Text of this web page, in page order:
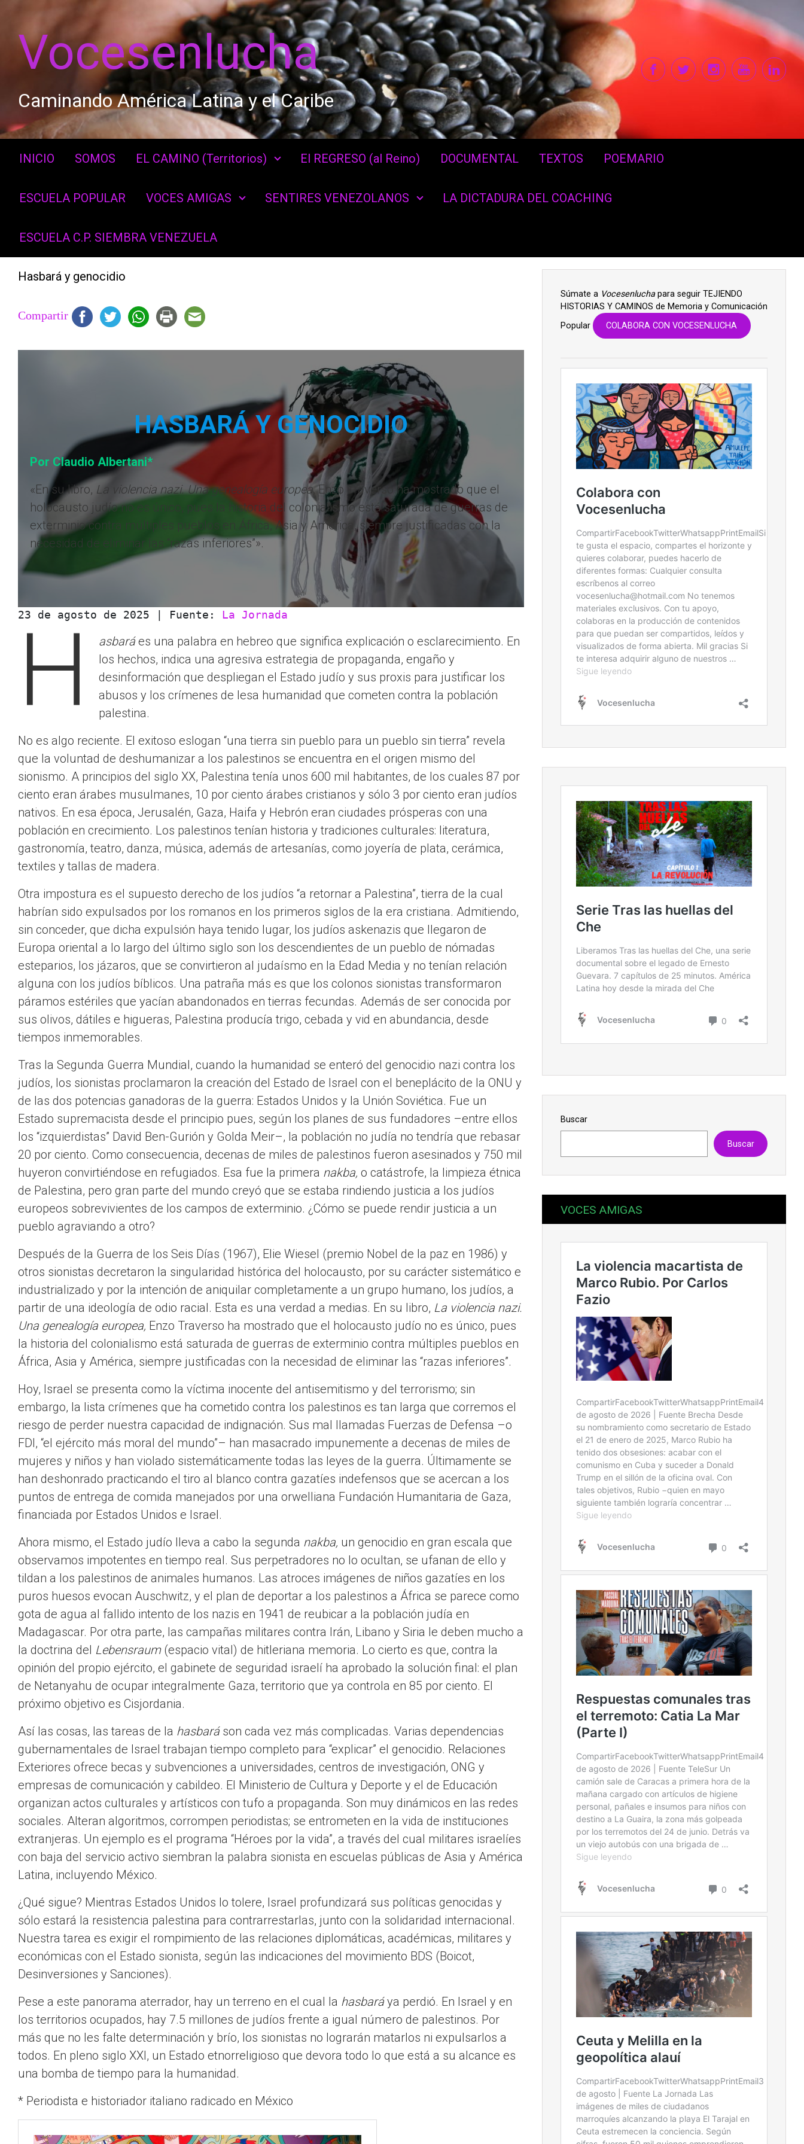
Vocesenlucha
Caminando América Latina y el Caribe
INICIO SOMOS EL CAMINO (Territorios) El REGRESO (al Reino) DOCUMENTAL TEXTOS POEMARIO
ESCUELA POPULAR VOCES AMIGAS SENTIRES VENEZOLANOS LA DICTADURA DEL COACHING
ESCUELA C.P. SIEMBRA VENEZUELA
Hasbará y genocidio
Compartir
HASBARÁ Y GENOCIDIO
Por Claudio Albertani*
«En su libro, La violencia nazi. Una genealogía europea,Enzo Traverso ha mostrado que el
holocausto judío no es único, pues la historia del colonialismo está saturada de guerras de
exterminio contra múltiples pueblos en África, Asia y América, siempre justificadas con la
necesidad de eliminar las “razas inferiores”».
23 de agosto de 2025 | Fuente: La Jornada
H asbaráes una palabra en hebreo que significa explicación o esclarecimiento. En
los hechos, indica una agresiva estrategia de propaganda, engaño y
desinformación que despliegan el Estado judío y sus proxis para justificar los
abusos y los crímenes de lesa humanidad que cometen contra la población
palestina.
No es algo reciente. El exitoso eslogan “una tierra sin pueblo para un pueblo sin tierra” revela
que la voluntad de deshumanizar a los palestinos se encuentra en el origen mismo del
sionismo. A principios del siglo XX, Palestina tenía unos 600 mil habitantes, de los cuales 87 por
ciento eran árabes musulmanes, 10 por ciento árabes cristianos y sólo 3 por ciento eran judíos
nativos. En esa época, Jerusalén, Gaza, Haifa y Hebrón eran ciudades prósperas con una
población en crecimiento. Los palestinos tenían historia y tradiciones culturales: literatura,
gastronomía, teatro, danza, música, además de artesanías, como joyería de plata, cerámica,
textiles y tallas de madera.
Otra impostura es el supuesto derecho de los judíos “a retornar a Palestina”, tierra de la cual
habrían sido expulsados por los romanos en los primeros siglos de la era cristiana. Admitiendo,
sin conceder, que dicha expulsión haya tenido lugar, los judíos askenazis que llegaron de
Europa oriental a lo largo del último siglo son los descendientes de un pueblo de nómadas
esteparios, los jázaros, que se convirtieron al judaísmo en la Edad Media y no tenían relación
alguna con los judíos bíblicos. Una patraña más es que los colonos sionistas transformaron
páramos estériles que yacían abandonados en tierras fecundas. Además de ser conocida por
sus olivos, dátiles e higueras, Palestina producía trigo, cebada y vid en abundancia, desde
tiempos inmemorables.
Tras la Segunda Guerra Mundial, cuando la humanidad se enteró del genocidio nazi contra los
judíos, los sionistas proclamaron la creación del Estado de Israel con el beneplácito de la ONU y
de las dos potencias ganadoras de la guerra: Estados Unidos y la Unión Soviética. Fue un
Estado supremacista desde el principio pues, según los planes de sus fundadores –entre ellos
los “izquierdistas” David Ben-Gurión y Golda Meir–, la población no judía no tendría que rebasar
20 por ciento. Como consecuencia, decenas de miles de palestinos fueron asesinados y 750 mil
huyeron convirtiéndose en refugiados. Esa fue la primera nakba, o catástrofe, la limpieza étnica
de Palestina, pero gran parte del mundo creyó que se estaba rindiendo justicia a los judíos
europeos sobrevivientes de los campos de exterminio. ¿Cómo se puede rendir justicia a un
pueblo agraviando a otro?
Después de la Guerra de los Seis Días (1967), Elie Wiesel (premio Nobel de la paz en 1986) y
otros sionistas decretaron la singularidad histórica del holocausto, por su carácter sistemático e
industrializado y por la intención de aniquilar completamente a un grupo humano, los judíos, a
partir de una ideología de odio racial. Esta es una verdad a medias. En su libro, La violencia nazi.
Una genealogía europea, Enzo Traverso ha mostrado que el holocausto judío no es único, pues
la historia del colonialismo está saturada de guerras de exterminio contra múltiples pueblos en
África, Asia y América, siempre justificadas con la necesidad de eliminar las “razas inferiores”.
Hoy, Israel se presenta como la víctima inocente del antisemitismo y del terrorismo; sin
embargo, la lista crímenes que ha cometido contra los palestinos es tan larga que corremos el
riesgo de perder nuestra capacidad de indignación. Sus mal llamadas Fuerzas de Defensa –o
FDI, “el ejército más moral del mundo”– han masacrado impunemente a decenas de miles de
mujeres y niños y han violado sistemáticamente todas las leyes de la guerra. Últimamente se
han deshonrado practicando el tiro al blanco contra gazatíes indefensos que se acercan a los
puntos de entrega de comida manejados por una orwelliana Fundación Humanitaria de Gaza,
financiada por Estados Unidos e Israel.
Ahora mismo, el Estado judío lleva a cabo la segunda nakba, un genocidio en gran escala que
observamos impotentes en tiempo real. Sus perpetradores no lo ocultan, se ufanan de ello y
tildan a los palestinos de animales humanos. Las atroces imágenes de niños gazatíes en los
puros huesos evocan Auschwitz, y el plan de deportar a los palestinos a África se parece como
gota de agua al fallido intento de los nazis en 1941 de reubicar a la población judía en
Madagascar. Por otra parte, las campañas militares contra Irán, Libano y Siria le deben mucho a
la doctrina del Lebensraum(espacio vital) de hitleriana memoria. Lo cierto es que, contra la
opinión del propio ejército, el gabinete de seguridad israelí ha aprobado la solución final: el plan
de Netanyahu de ocupar integralmente Gaza, territorio que ya controla en 85 por ciento. El
próximo objetivo es Cisjordania.
Así las cosas, las tareas de la hasbaráson cada vez más complicadas. Varias dependencias
gubernamentales de Israel trabajan tiempo completo para “explicar” el genocidio. Relaciones
Exteriores ofrece becas y subvenciones a universidades, centros de investigación, ONG y
empresas de comunicación y cabildeo. El Ministerio de Cultura y Deporte y el de Educación
organizan actos culturales y artísticos con tufo a propaganda. Son muy dinámicos en las redes
sociales. Alteran algoritmos, corrompen periodistas; se entrometen en la vida de instituciones
extranjeras. Un ejemplo es el programa “Héroes por la vida”, a través del cual militares israelíes
con baja del servicio activo siembran la palabra sionista en escuelas públicas de Asia y América
Latina, incluyendo México.
¿Qué sigue? Mientras Estados Unidos lo tolere, Israel profundizará sus políticas genocidas y
sólo estará la resistencia palestina para contrarrestarlas, junto con la solidaridad internacional.
Nuestra tarea es exigir el rompimiento de las relaciones diplomáticas, académicas, militares y
económicas con el Estado sionista, según las indicaciones del movimiento BDS (Boicot,
Desinversiones y Sanciones).
Pese a este panorama aterrador, hay un terreno en el cual la hasbaráya perdió. En Israel y en
los territorios ocupados, hay 7.5 millones de judíos frente a igual número de palestinos. Por
más que no les falte determinación y brío, los sionistas no lograrán matarlos ni expulsarlos a
todos. En pleno siglo XXI, un Estado etnorreligioso que devora todo lo que está a su alcance es
una bomba de tiempo para la humanidad.
* Periodista e historiador italiano radicado en México
Súmate a Vocesenluchapara seguir TEJIENDO
HISTORIAS Y CAMINOS de Memoria y Comunicación
Popular
COLABORA CON VOCESENLUCHA
Buscar
Buscar
VOCES AMIGAS